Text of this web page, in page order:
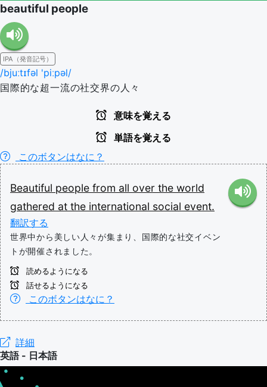
beautiful people
IPA（発音記号）
/bjuːtɪfəl 'piːpəl/
国際的な超一流の社交界の人々
意味を覚える
単語を覚える
このボタンはなに？
Beautiful people from all over the world
gathered at the international social event.
翻訳する
世界中から美しい人々が集まり、国際的な社交イベン
トが開催されました。
読めるようになる
話せるようになる
このボタンはなに？
詳細
英語 - 日本語